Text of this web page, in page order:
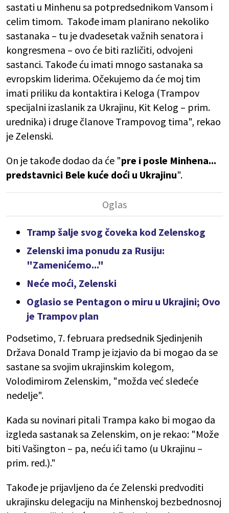
sastati u Minhenu sa potpredsednikom Vansom i
celim timom. Takođe imam planirano nekoliko
sastanaka – tu je dvadesetak važnih senatora i
kongresmena – ovo će biti različiti, odvojeni
sastanci. Takođe ću imati mnogo sastanaka sa
evropskim liderima. Očekujemo da će moj tim
imati priliku da kontaktira i Keloga (Trampov
specijalni izaslanik za Ukrajinu, Kit Kelog – prim.
urednika) i druge članove Trampovog tima", rekao
je Zelenski.
On je takođe dodao da će "pre i posle Minhena...
predstavnici Bele kuće doći u Ukrajinu".
Tramp šalje svog čoveka kod Zelenskog
Zelenski ima ponudu za Rusiju:
"Zamenićemo..."
Neće moći, Zelenski
Oglasio se Pentagon o miru u Ukrajini; Ovo
je Trampov plan
Podsetimo, 7. februara predsednik Sjedinjenih
Država Donald Tramp je izjavio da bi mogao da se
sastane sa svojim ukrajinskim kolegom,
Volodimirom Zelenskim, "možda već sledeće
nedelje".
Kada su novinari pitali Trampa kako bi mogao da
izgleda sastanak sa Zelenskim, on je rekao: "Može
biti Vašington – pa, neću ići tamo (u Ukrajinu –
prim. red.)."
Takođe je prijavljeno da će Zelenski predvoditi
ukrajinsku delegaciju na Minhenskoj bezbednosnoj